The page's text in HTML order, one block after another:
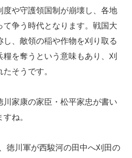
度や守護領国制が崩壊し、各地
争う時代となります。戦国大
、敵領の稲や作物を刈り取る
を奪うという意味もあり、刈
そうです。
家康の家臣・松平家忠が書い
ね。
徳川軍が西駿河の田中へ刈田の